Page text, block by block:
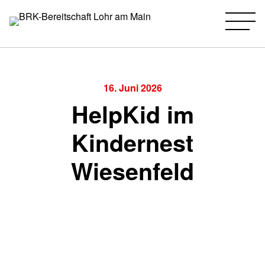
Zum
Inhalt
springen
BRK-Bereitschaft Lohr am Main
16. Juni 2026
HelpKid im
Kindernest
Wiesenfeld